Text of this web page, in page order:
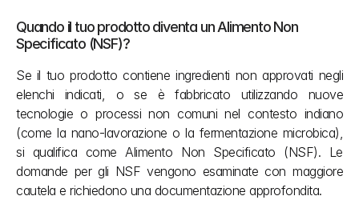
Quando il tuo prodotto diventa un Alimento Non
Specificato (NSF)?
Se il tuo prodotto contiene ingredienti non approvati negli
elenchi indicati, o se è fabbricato utilizzando nuove
tecnologie o processi non comuni nel contesto indiano
(come la nano-lavorazione o la fermentazione microbica),
si qualifica come Alimento Non Specificato (NSF). Le
domande per gli NSF vengono esaminate con maggiore
cautela e richiedono una documentazione approfondita.